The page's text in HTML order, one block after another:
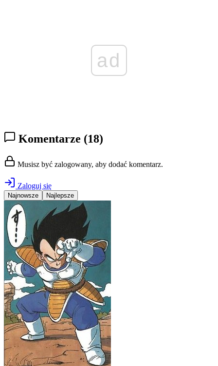
ad
Komentarze (18)
Musisz być zalogowany, aby dodać komentarz.
Zaloguj się
Najnowsze Najlepsze